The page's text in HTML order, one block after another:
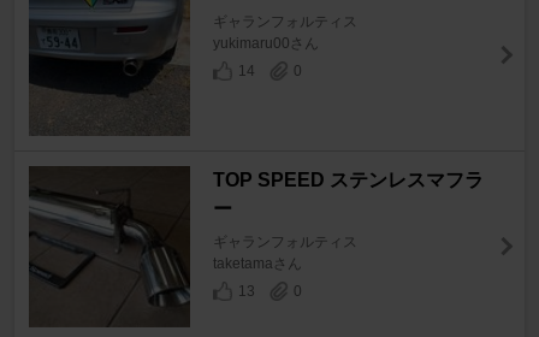
ギャランフォルティス
yukimaru00さん
14
0
TOP SPEED ステンレスマフラ
ー
ギャランフォルティス
taketamaさん
13
0